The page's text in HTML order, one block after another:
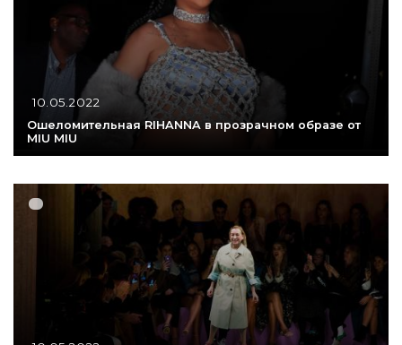
10.05.2022
Ошеломительная RIHANNA в прозрачном образе от
MIU MIU